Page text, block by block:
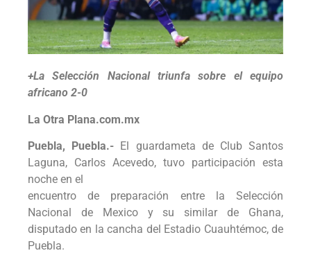
+La Selección Nacional triunfa sobre el equipo
africano 2-0
La Otra Plana.com.mx
Puebla, Puebla.- El guardameta de Club Santos
Laguna, Carlos Acevedo, tuvo participación esta
noche en el
encuentro de preparación entre la Selección
Nacional de Mexico y su similar de Ghana,
disputado en la cancha del Estadio Cuauhtémoc, de
Puebla.